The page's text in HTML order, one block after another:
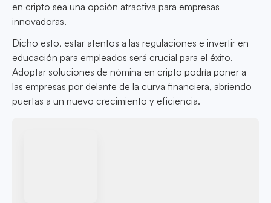
en cripto sea una opción atractiva para empresas
innovadoras.
Dicho esto, estar atentos a las regulaciones e invertir en
educación para empleados será crucial para el éxito.
Adoptar soluciones de nómina en cripto podría poner a
las empresas por delante de la curva financiera, abriendo
puertas a un nuevo crecimiento y eficiencia.